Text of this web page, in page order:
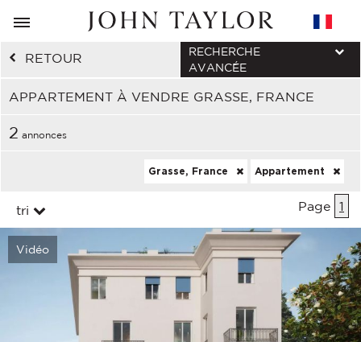
RETOUR
APPARTEMENT À VENDRE GRASSE, FRANCE
RECHERCHE
AVANCÉE
2 annonces
Grasse, France Appartement
tri Page 1
Vidéo